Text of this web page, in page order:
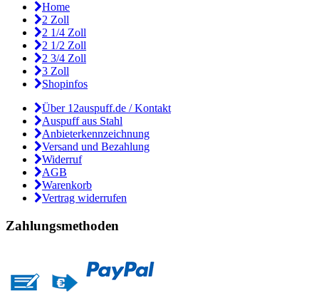
Home
2 Zoll
2 1/4 Zoll
2 1/2 Zoll
2 3/4 Zoll
3 Zoll
Shopinfos
Über 12auspuff.de / Kontakt
Auspuff aus Stahl
Anbieterkennzeichnung
Versand und Bezahlung
Widerruf
AGB
Warenkorb
Vertrag widerrufen
Zahlungsmethoden